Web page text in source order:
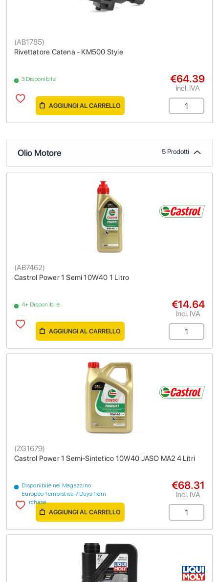
Rivettatore Catena - KM500 Style
(AB1785)
3 Disponibile €64.39
Incl. IVA
AGGIUNGI AL CARRELLO
Olio Motore 5 Prodotti
Castrol Power 1 Semi 10W40 1 Litro
(AB7462)
4+ Disponibile €14.64
Incl. IVA
AGGIUNGI AL CARRELLO
Castrol Power 1 Semi-Sintetico 10W40 JASO MA2 4 Litri
(ZG1679)
Disponibile nel Magazzino
Europeo Tempistica 7 Days from
purchase
€68.31
Incl. IVA
AGGIUNGI AL CARRELLO